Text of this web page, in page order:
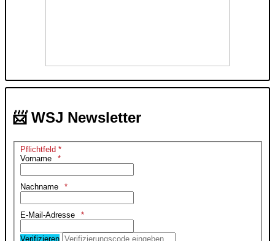
📨 WSJ Newsletter
Pflichtfeld *
Vorname
Nachname
E-Mail-Adresse
Verifizieren